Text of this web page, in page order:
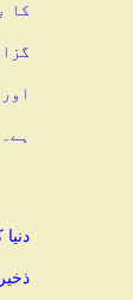
کا
ہے۔